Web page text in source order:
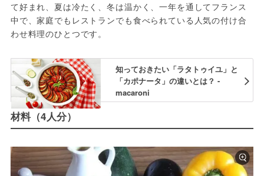
て好まれ、夏は冷たく、冬は温かく、一年を通してフランス
中で、家庭でもレストランでも食べられている人気の付け合
わせ料理のひとつです。
知っておきたい「ラタトゥイユ」と
「カポナータ」の違いとは？ -
macaroni
材料（4人分）